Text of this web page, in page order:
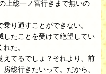
上総一ノ宮行きまで無いの
り通すことができない。
したことを受けて絶望してい
た。
えてるでしょ？それより、前
総行きたいって。だから、